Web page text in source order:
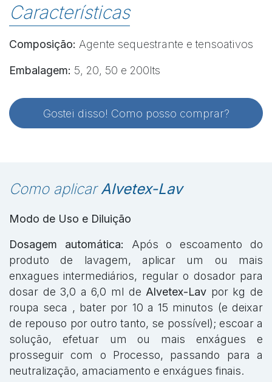
Características
Composição: Agente sequestrante e tensoativos
Embalagem: 5, 20, 50 e 200lts
Gostei disso! Como posso comprar?
Como aplicarAlvetex-Lav
Modo de Uso e Diluição
Dosagem automática: Após o escoamento do
produto de lavagem, aplicar um ou mais
enxagues intermediários, regular o dosador para
dosar de 3,0 a 6,0 ml de Alvetex-Lav por kg de
roupa seca , bater por 10 a 15 minutos (e deixar
de repouso por outro tanto, se possível); escoar a
solução, efetuar um ou mais enxágues e
prosseguir com o Processo, passando para a
neutralização, amaciamento e enxágues finais.